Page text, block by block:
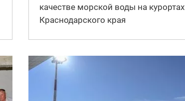
качестве морской воды на курортах
Краснодарского края